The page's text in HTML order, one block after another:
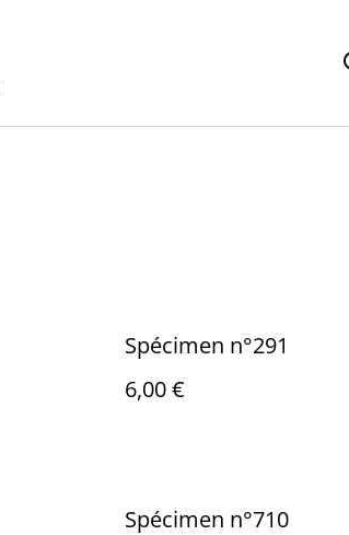
Spécimen n°291
6,00 €
Spécimen n°710